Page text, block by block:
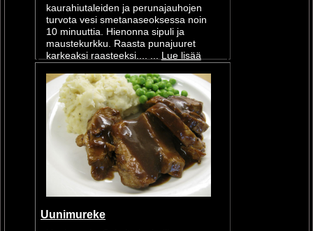
kaurahiutaleiden ja perunajauhojen
turvota vesi smetanaseoksessa noin
10 minuuttia. Hienonna sipuli ja
maustekurkku. Raasta punajuuret
karkeaksi raasteeksi.... ... Lue lisää
Uunimureke